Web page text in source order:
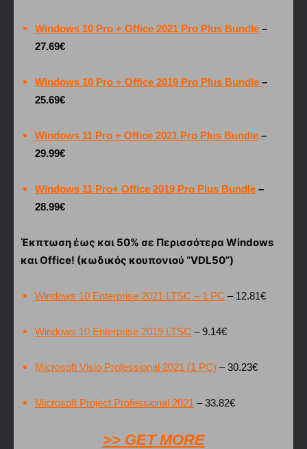
Windows 10 Pro + Office 2021 Pro Plus Bundle –
27.69€
Windows 10 Pro + Office 2019 Pro Plus Bundle –
25.69€
Windows 11 Pro + Office 2021 Pro Plus Bundle –
29.99€
Windows 11 Pro+ Office 2019 Pro Plus Bundle –
28.99€
Έκπτωση έως και 50% σε Περισσότερα Windows
και Office! (κωδικός κουπονιού “VDL50”)
Windows 10 Enterprise 2021 LTSC – 1 PC – 12.81€
Windows 10 Enterprise 2019 LTSC – 9.14€
Microsoft Visio Professional 2021 (1 PC) – 30.23€
Microsoft Project Professional 2021 – 33.82€
>> GET MORE